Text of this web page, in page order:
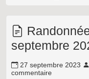
septembre
27 septembre 2023
commentaire